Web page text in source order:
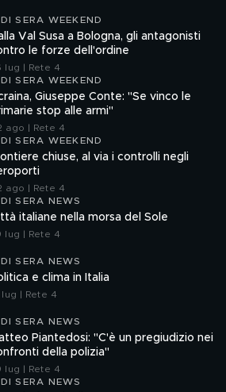
SERA WEEKEND
Val Susa a Bologna, gli antagonisti
le forze dell'ordine
lug | Rete 4
SERA WEEKEND
Giuseppe Conte: "Se vinco le
stop alle armi"
ago | Rete 4
SERA WEEKEND
chiuse, al via i controlli negli
ago | Rete 4
SERA NEWS
italiane nella morsa del Sole
lug | Rete 4
SERA NEWS
e clima in Italia
lug | Rete 4
SERA NEWS
Piantedosi: "C'è un pregiudizio nei
della polizia"
lug | Rete 4
SERA NEWS